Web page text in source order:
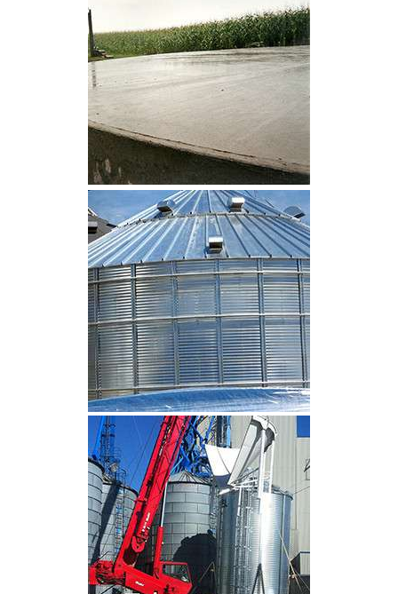
CLIQUEZ POUR AGRANDIR
CLIQUEZ POUR AGRANDIR